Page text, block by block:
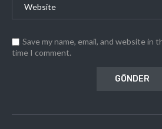
Save my name, email, and website in
time I comment.